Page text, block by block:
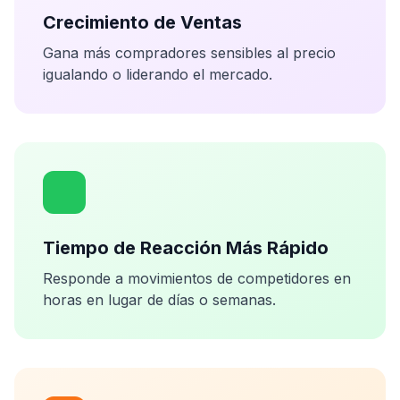
Crecimiento de Ventas
Gana más compradores sensibles al precio
igualando o liderando el mercado.
Tiempo de Reacción Más Rápido
Responde a movimientos de competidores en
horas en lugar de días o semanas.